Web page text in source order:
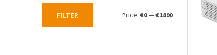
FILTER Price: €0—€1890